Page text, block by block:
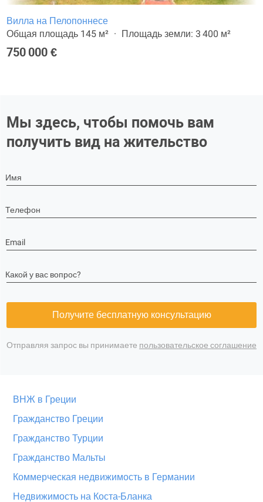
Вилла на Пелопоннесе
Общая площадь 145 м²
Площадь земли: 3 400 м²
750 000 €
Мы здесь, чтобы помочь вам
получить вид на жительство
Имя
Телефон
Email
Какой у вас вопрос?
Получите бесплатную консультацию
Отправляя запрос вы принимаете пользовательское соглашение
ВНЖ в Греции
Гражданство Греции
Гражданство Турции
Гражданство Мальты
Коммерческая недвижимость в Германии
Недвижимость на Коста-Бланка